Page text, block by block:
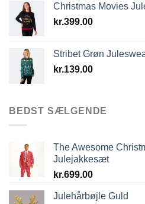
Christmas Movies
kr.399.00
Stribet Grøn
kr.139.00
BEDST SÆLGENDE
The Awesome
Julejakkesæt
kr.699.00
Julehårbøjle Guld